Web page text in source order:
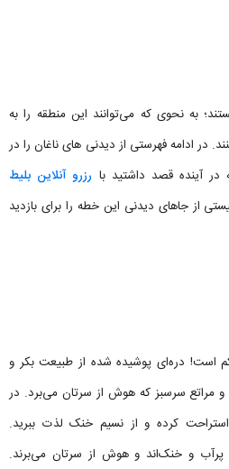
به نحوی که می‌توانند این منطقه را به
در ادامه فهرستی از دیدنی های ناغان را در
در آینده قصد داشتید با رزرو آنلاین بلیط
از جاهای دیدنی این خطه را برای بازدید
است! دره‌ای پوشیده شده از طبیعت بکر و
و مراتع سرسبز که هوش از سرتان می‌برد. در
استراحت کرده و از نسیم خنک لذت ببرید.
و خنک‌اند و هوش از سرتان می‌برند.